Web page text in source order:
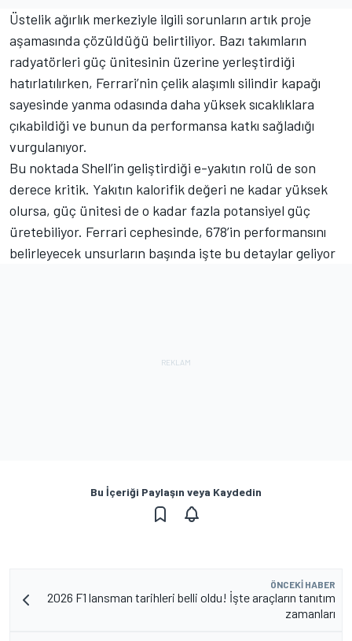
Üstelik ağırlık merkeziyle ilgili sorunların artık proje
aşamasında çözüldüğü belirtiliyor. Bazı takımların
radyatörleri güç ünitesinin üzerine yerleştirdiği
hatırlatılırken, Ferrari’nin çelik alaşımlı silindir kapağı
sayesinde yanma odasında daha yüksek sıcaklıklara
çıkabildiği ve bunun da performansa katkı sağladığı
vurgulanıyor.
Bu noktada Shell’in geliştirdiği e-yakıtın rolü de son
derece kritik. Yakıtın kalorifik değeri ne kadar yüksek
olursa, güç ünitesi de o kadar fazla potansiyel güç
üretebiliyor. Ferrari cephesinde, 678’in performansını
belirleyecek unsurların başında işte bu detaylar geliyor
Bu İçeriği Paylaşın veya Kaydedin
ÖNCEKI HABER
2026 F1 lansman tarihleri belli oldu! İşte araçların tanıtım
zamanları